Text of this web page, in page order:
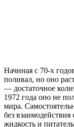
Начиная с 70-х
поливал, но оно
— достаточное
1972 года оно не
мира.
без
жидкость и